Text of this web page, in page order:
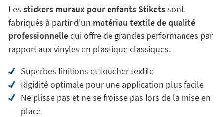
Les stickers muraux pour enfants Stiketssont
fabriqués à partir d'un matériau textile de qualité
professionnellequi offre de grandes performances par
rapport aux vinyles en plastique classiques.
Superbes finitions et toucher textile
Rigidité optimale pour une application plus facile
Ne plisse pas et ne se froisse pas lors de la mise en
place